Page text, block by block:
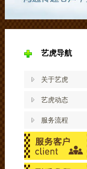
艺虎导航
关于艺虎
艺虎动态
服务流程